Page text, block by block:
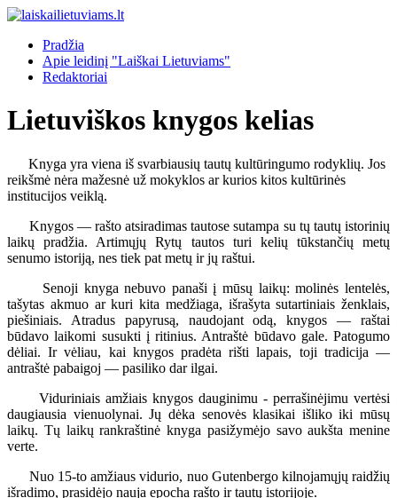
Pradžia
Apie leidinį "Laiškai Lietuviams"
Redaktoriai
Lietuviškos knygos kelias
Knyga yra viena iš svarbiausių tautų kultūringumo rodyklių. Jos
reikšmė nėra mažesnė už mokyklos ar kurios kitos kultūrinės
institucijos veiklą.
Knygos — rašto atsiradimas tautose sutampa su tų tautų istorinių
laikų pradžia. Artimųjų Rytų tautos turi kelių tūkstančių metų
senumo istoriją, nes tiek pat metų ir jų raštui.
Senoji knyga nebuvo panaši į mūsų laikų: molinės lentelės,
tašytas akmuo ar kuri kita medžiaga, išrašyta sutartiniais ženklais,
piešiniais. Atradus papyrusą, naudojant odą, knygos — raštai
būdavo laikomi susukti į ritinius. Antraštė būdavo gale. Patogumo
dėliai. Ir vėliau, kai knygos pradėta rišti lapais, toji tradicija —
antraštė pabaigoj — pasiliko dar ilgai.
Viduriniais amžiais knygos dauginimu - perrašinėjimu vertėsi
daugiausia vienuolynai. Jų dėka senovės klasikai išliko iki mūsų
laikų. Tų laikų rankraštinė knyga pasižymėjo savo aukšta menine
verte.
Nuo 15-to amžiaus vidurio, nuo Gutenbergo kilnojamųjų raidžių
išradimo, prasidėjo nauja epocha rašto ir tautų istorijoje.